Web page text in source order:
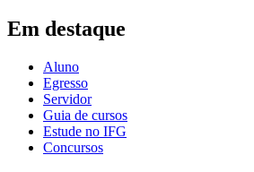
Em destaque
Aluno
Egresso
Servidor
Guia de cursos
Estude no IFG
Concursos